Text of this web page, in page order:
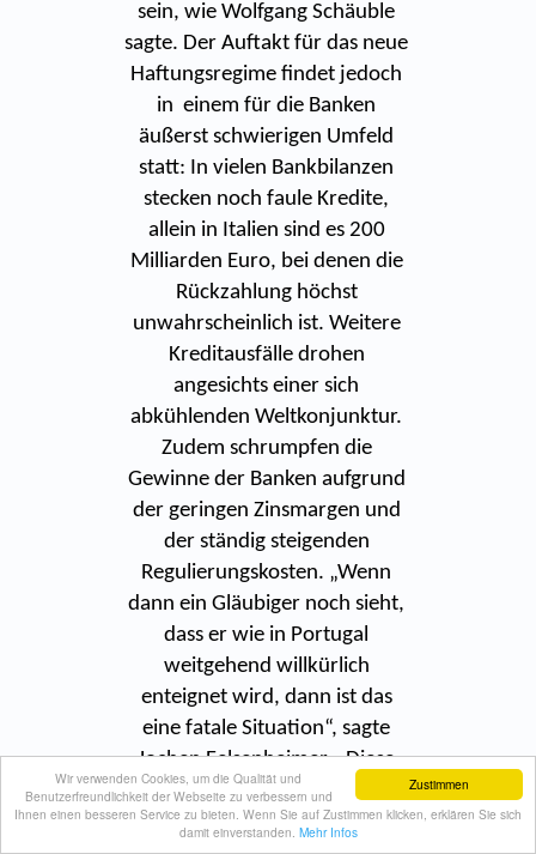
Zustimmen
Wir verwenden Cookies, um die Qualität und
Benutzerfreundlichkeit der Webseite zu verbessern und
Ihnen einen besseren Service zu bieten. Wenn Sie auf Zustimmen klicken, erklären Sie sich
damit einverstanden. Mehr Infos
sein, wie Wolfgang Schäuble
sagte. Der Auftakt für das neue
Haftungsregime findet jedoch
in einem für die Banken
äußerst schwierigen Umfeld
statt: In vielen Bankbilanzen
stecken noch faule Kredite,
allein in Italien sind es 200
Milliarden Euro, bei denen die
Rückzahlung höchst
unwahrscheinlich ist. Weitere
Kreditausfälle drohen
angesichts einer sich
abkühlenden Weltkonjunktur.
Zudem schrumpfen die
Gewinne der Banken aufgrund
der geringen Zinsmargen und
der ständig steigenden
Regulierungskosten. „Wenn
dann ein Gläubiger noch sieht,
dass er wie in Portugal
weitgehend willkürlich
enteignet wird, dann ist das
eine fatale Situation“, sagte
Jochen Felsenheimer. „Diese
Aktion belastet den ganzen
europäischen Finanzsektor.“